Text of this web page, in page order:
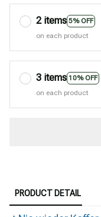
2 items 5% OFF
on each product
3 items 10% OFF
on each product
PRODUCT DETAIL